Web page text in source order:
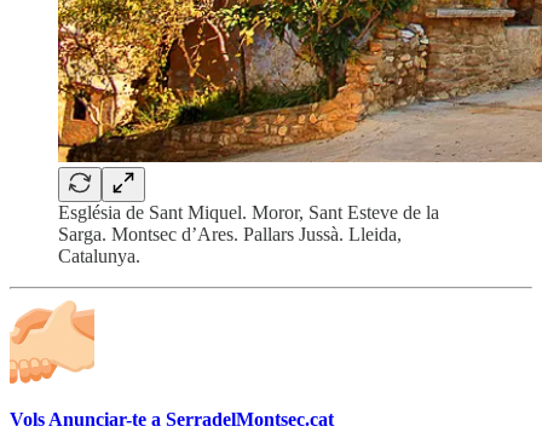
Església de Sant Miquel. Moror, Sant Esteve de la
Sarga. Montsec d’Ares. Pallars Jussà. Lleida,
Catalunya.
Vols Anunciar-te a SerradelMontsec.cat